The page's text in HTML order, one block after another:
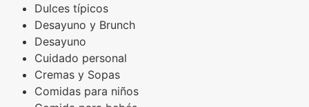
Dulces típicos
Desayuno y Brunch
Desayuno
Cuidado personal
Cremas y Sopas
Comidas para niños